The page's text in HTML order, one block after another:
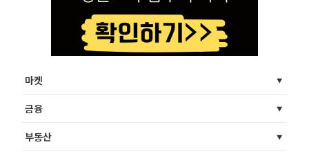
마켓
금융
부동산